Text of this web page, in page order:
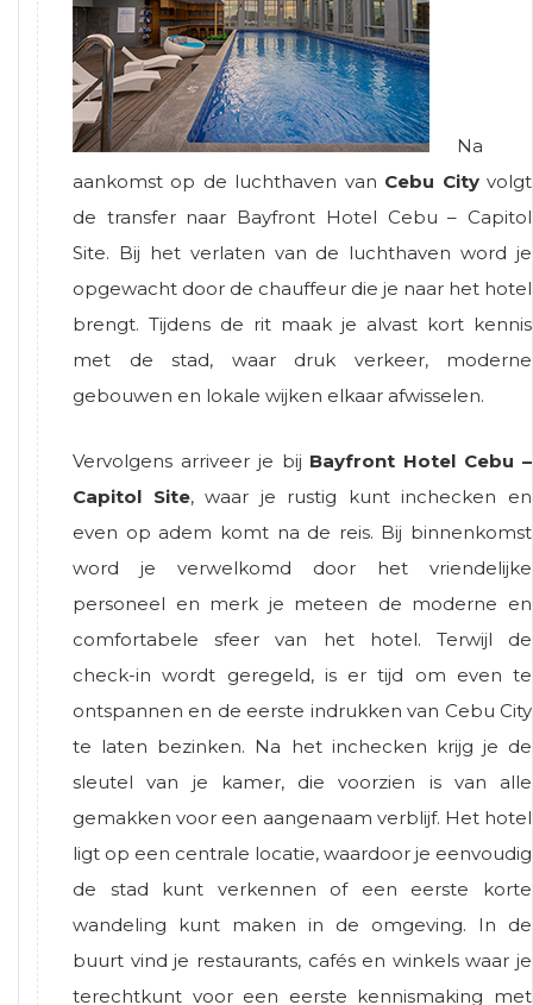
Na
aankomst op de luchthaven van Cebu Cityvolgt
de transfer naar Bayfront Hotel Cebu – Capitol
Site. Bij het verlaten van de luchthaven word je
opgewacht door de chauffeur die je naar het hotel
brengt. Tijdens de rit maak je alvast kort kennis
met de stad, waar druk verkeer, moderne
gebouwen en lokale wijken elkaar afwisselen.
Vervolgens arriveer je bij Bayfront Hotel Cebu –
Capitol Site, waar je rustig kunt inchecken en
even op adem komt na de reis. Bij binnenkomst
word je verwelkomd door het vriendelijke
personeel en merk je meteen de moderne en
comfortabele sfeer van het hotel. Terwijl de
check-in wordt geregeld, is er tijd om even te
ontspannen en de eerste indrukken van Cebu City
te laten bezinken. Na het inchecken krijg je de
sleutel van je kamer, die voorzien is van alle
gemakken voor een aangenaam verblijf. Het hotel
ligt op een centrale locatie, waardoor je eenvoudig
de stad kunt verkennen of een eerste korte
wandeling kunt maken in de omgeving. In de
buurt vind je restaurants, cafés en winkels waar je
terechtkunt voor een eerste kennismaking met